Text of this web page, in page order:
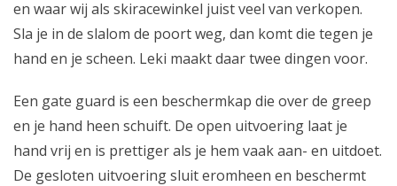
en waar wij als skiracewinkel juist veel van verkopen.
Sla je in de slalom de poort weg, dan komt die tegen je
hand en je scheen. Leki maakt daar twee dingen voor.
Een gate guard is een beschermkap die over de greep
en je hand heen schuift. De open uitvoering laat je
hand vrij en is prettiger als je hem vaak aan- en uitdoet.
De gesloten uitvoering sluit eromheen en beschermt